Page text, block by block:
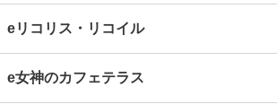
eリコリス・リコイル
e女神のカフェテラス